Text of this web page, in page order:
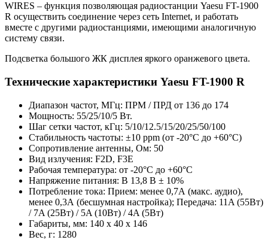
WIRES – функция позволяющая радиостанции Yaesu FT-1900
R осуществить соединение через сеть Internet, и работать
вместе с другими радиостанциями, имеющими аналогичную
систему связи.
Подсветка большого ЖК дисплея яркого оранжевого цвета.
Технические характеристики Yaesu FT-1900 R
Диапазон частот, МГц: ПРМ / ПРД от 136 до 174
Мощность: 55/25/10/5 Вт.
Шаг сетки частот, кГц: 5/10/12.5/15/20/25/50/100
Стабильность частоты: ±10 ppm (от -20°С до +60°С)
Сопротивление антенны, Ом: 50
Вид излучения: F2D, F3E
Рабочая температура: от -20°С до +60°С
Напряжение питания: В 13,8 В ± 10%
Потребление тока: Прием: менее 0,7А (макс. аудио),
менее 0,3А (бесшумная настройка); Передача: 11A (55Вт)
/ 7A (25Вт) / 5A (10Вт) / 4A (5Вт)
Габариты, мм: 140 х 40 х 146
Вес, г: 1280